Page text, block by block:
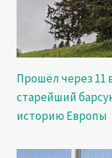
Прошёл через 11
старейший
историю Европы